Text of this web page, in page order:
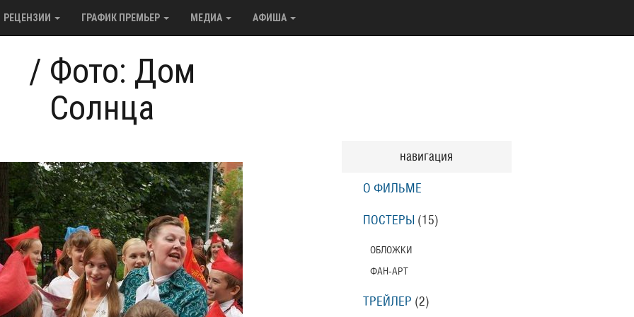
РЕЦЕНЗИИ ГРАФИК ПРЕМЬЕР МЕДИА АФИША
/ Фото: Дом
Солнца
навигация
О ФИЛЬМЕ
ПОСТЕРЫ (15)
ОБЛОЖКИ
ФАН-АРТ
ТРЕЙЛЕР (2)